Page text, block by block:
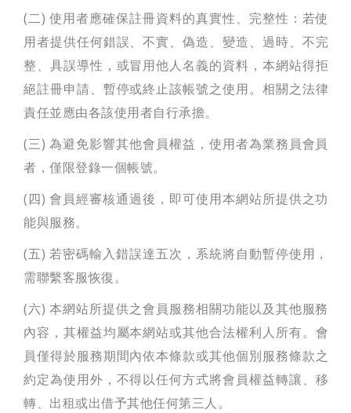
(二) 使用者應確保註冊資料的真實性、完整性：若使
用者提供任何錯誤、不實、偽造、變造、過時、不完
整、具誤導性，或冒用他人名義的資料，本網站得拒
絕註冊申請、暫停或終止該帳號之使用。相關之法律
責任並應由各該使用者自行承擔。
(三) 為避免影響其他會員權益，使用者為業務員會員
者，僅限登錄一個帳號。
(四) 會員經審核通過後，即可使用本網站所提供之功
能與服務。
(五) 若密碼輸入錯誤達五次，系統將自動暫停使用，
需聯繫客服恢復。
(六) 本網站所提供之會員服務相關功能以及其他服務
內容，其權益均屬本網站或其他合法權利人所有。會
員僅得於服務期間內依本條款或其他個別服務條款之
約定為使用外，不得以任何方式將會員權益轉讓、移
轉、出租或出借予其他任何第三人。